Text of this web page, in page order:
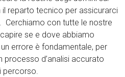
reparto tecnico per assicurarci
Cerchiamo con tutte le nostre
se e dove abbiamo
errore è fondamentale, per
d’analisi accurato
percorso.